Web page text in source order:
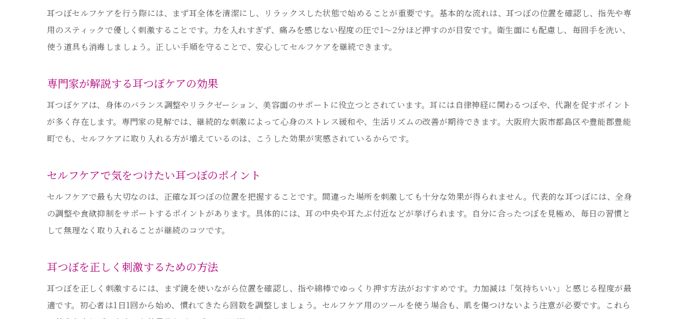
耳つぼセルフケアを続けるための工夫
家庭で耳つぼケアを習慣化する方法
無理なく続ける耳つぼセルフケアのコツ
家庭で耳つぼを毎日続けるポイント
大阪府エリアで話題の耳つぼ家庭活用術
耳つぼセルフケアを行う際には、まず耳全体を清潔にし、リラックスした状態で始めることが重要です。基本的な流れは、耳つぼの位置を確認し、指先や専
用のスティックで優しく刺激することです。力を入れすぎず、痛みを感じない程度の圧で1〜2分ほど押すのが目安です。衛生面にも配慮し、毎回手を洗い、
使う道具も消毒しましょう。正しい手順を守ることで、安心してセルフケアを継続できます。
専門家が解説する耳つぼケアの効果
耳つぼケアは、身体のバランス調整やリラクゼーション、美容面のサポートに役立つとされています。耳には自律神経に関わるつぼや、代謝を促すポイント
が多く存在します。専門家の見解では、継続的な刺激によって心身のストレス緩和や、生活リズムの改善が期待できます。大阪府大阪市都島区や豊能郡豊能
町でも、セルフケアに取り入れる方が増えているのは、こうした効果が実感されているからです。
セルフケアで気をつけたい耳つぼのポイント
セルフケアで最も大切なのは、正確な耳つぼの位置を把握することです。間違った場所を刺激しても十分な効果が得られません。代表的な耳つぼには、全身
の調整や食欲抑制をサポートするポイントがあります。具体的には、耳の中央や耳たぶ付近などが挙げられます。自分に合ったつぼを見極め、毎日の習慣と
して無理なく取り入れることが継続のコツです。
耳つぼを正しく刺激するための方法
耳つぼを正しく刺激するには、まず鏡を使いながら位置を確認し、指や綿棒でゆっくり押す方法がおすすめです。力加減は「気持ちいい」と感じる程度が最
適です。初心者は1日1回から始め、慣れてきたら回数を調整しましょう。セルフケア用のツールを使う場合も、肌を傷つけないよう注意が必要です。これら